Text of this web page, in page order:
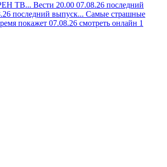
ТВ... Вести 20.00 07.08.26 последний
последний выпуск... Самые страшные
покажет 07.08.26 смотреть онлайн 1